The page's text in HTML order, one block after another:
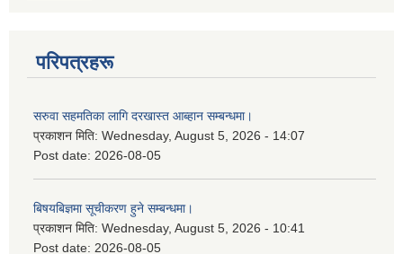
परिपत्रहरू
सरुवा सहमतिका लागि दरखास्त आब्हान सम्बन्धमा।
प्रकाशन मिति: Wednesday, August 5, 2026 - 14:07
Post date: 2026-08-05
बिषयबिज्ञमा सूचीकरण हुने सम्बन्धमा।
प्रकाशन मिति: Wednesday, August 5, 2026 - 10:41
Post date: 2026-08-05